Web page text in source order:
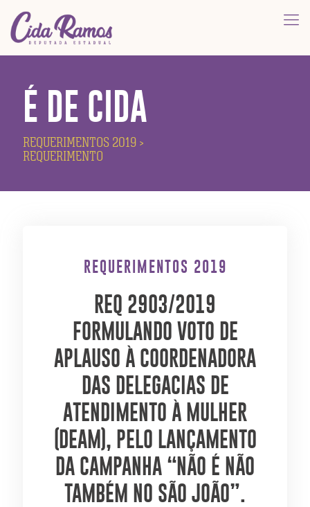
É DE CIDA
REQUERIMENTOS 2019 >
REQUERIMENTO
REQUERIMENTOS 2019
REQ 2903/2019
FORMULANDO VOTO DE
APLAUSO À COORDENADORA
DAS DELEGACIAS DE
ATENDIMENTO À MULHER
(DEAM), PELO LANÇAMENTO
DA CAMPANHA “NÃO É NÃO
TAMBÉM NO SÃO JOÃO”.